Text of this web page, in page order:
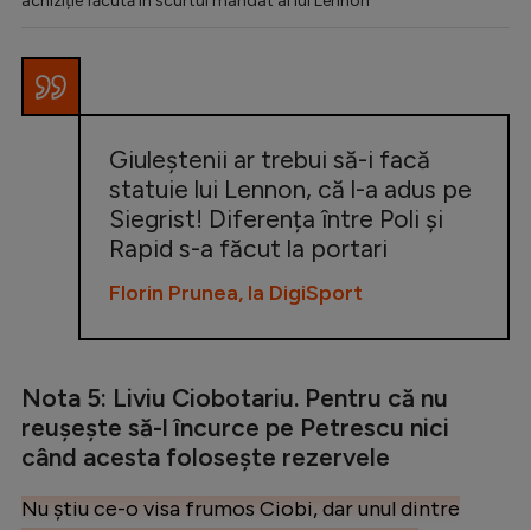
Giuleștenii ar trebui să-i facă
statuie lui Lennon, că l-a adus pe
Siegrist! Diferența între Poli și
Rapid s-a făcut la portari
Florin Prunea, la DigiSport
Nota 5: Liviu Ciobotariu. Pentru că nu
reușește să-l încurce pe Petrescu nici
când acesta folosește rezervele
Nu știu ce-o visa frumos Ciobi, dar unul dintre